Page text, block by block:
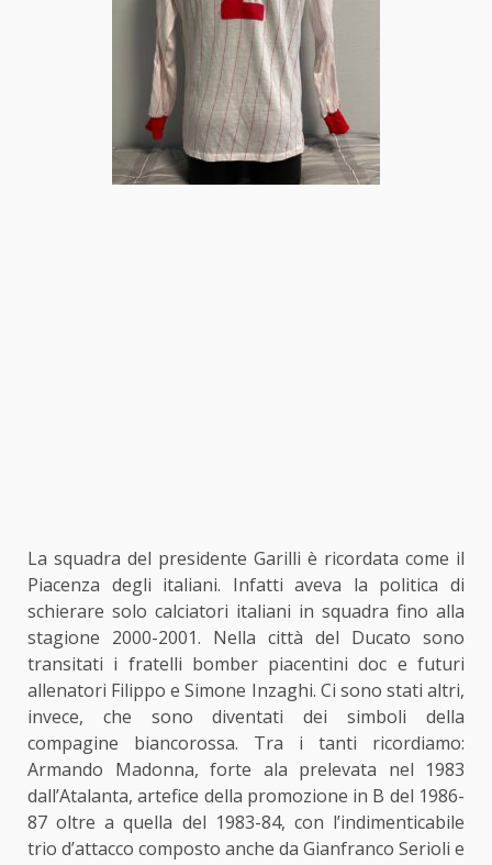
La squadra del presidente Garilli è ricordata come il
Piacenza degli italiani. Infatti aveva la politica di
schierare solo calciatori italiani in squadra fino alla
stagione 2000-2001. Nella città del Ducato sono
transitati i fratelli bomber piacentini doc e futuri
allenatori Filippo e Simone Inzaghi. Ci sono stati altri,
invece, che sono diventati dei simboli della
compagine biancorossa. Tra i tanti ricordiamo:
Armando Madonna, forte ala prelevata nel 1983
dall’Atalanta, artefice della promozione in B del 1986-
87 oltre a quella del 1983-84, con l’indimenticabile
trio d’attacco composto anche da Gianfranco Serioli e